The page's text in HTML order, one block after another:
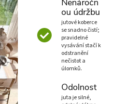
Nenáročn
ou údržbu
jutové koberce
se snadno čistí;
pravidelné
vysávání stačí k
odstranění
nečistot a
úlomků.
Odolnost
juta je silné,